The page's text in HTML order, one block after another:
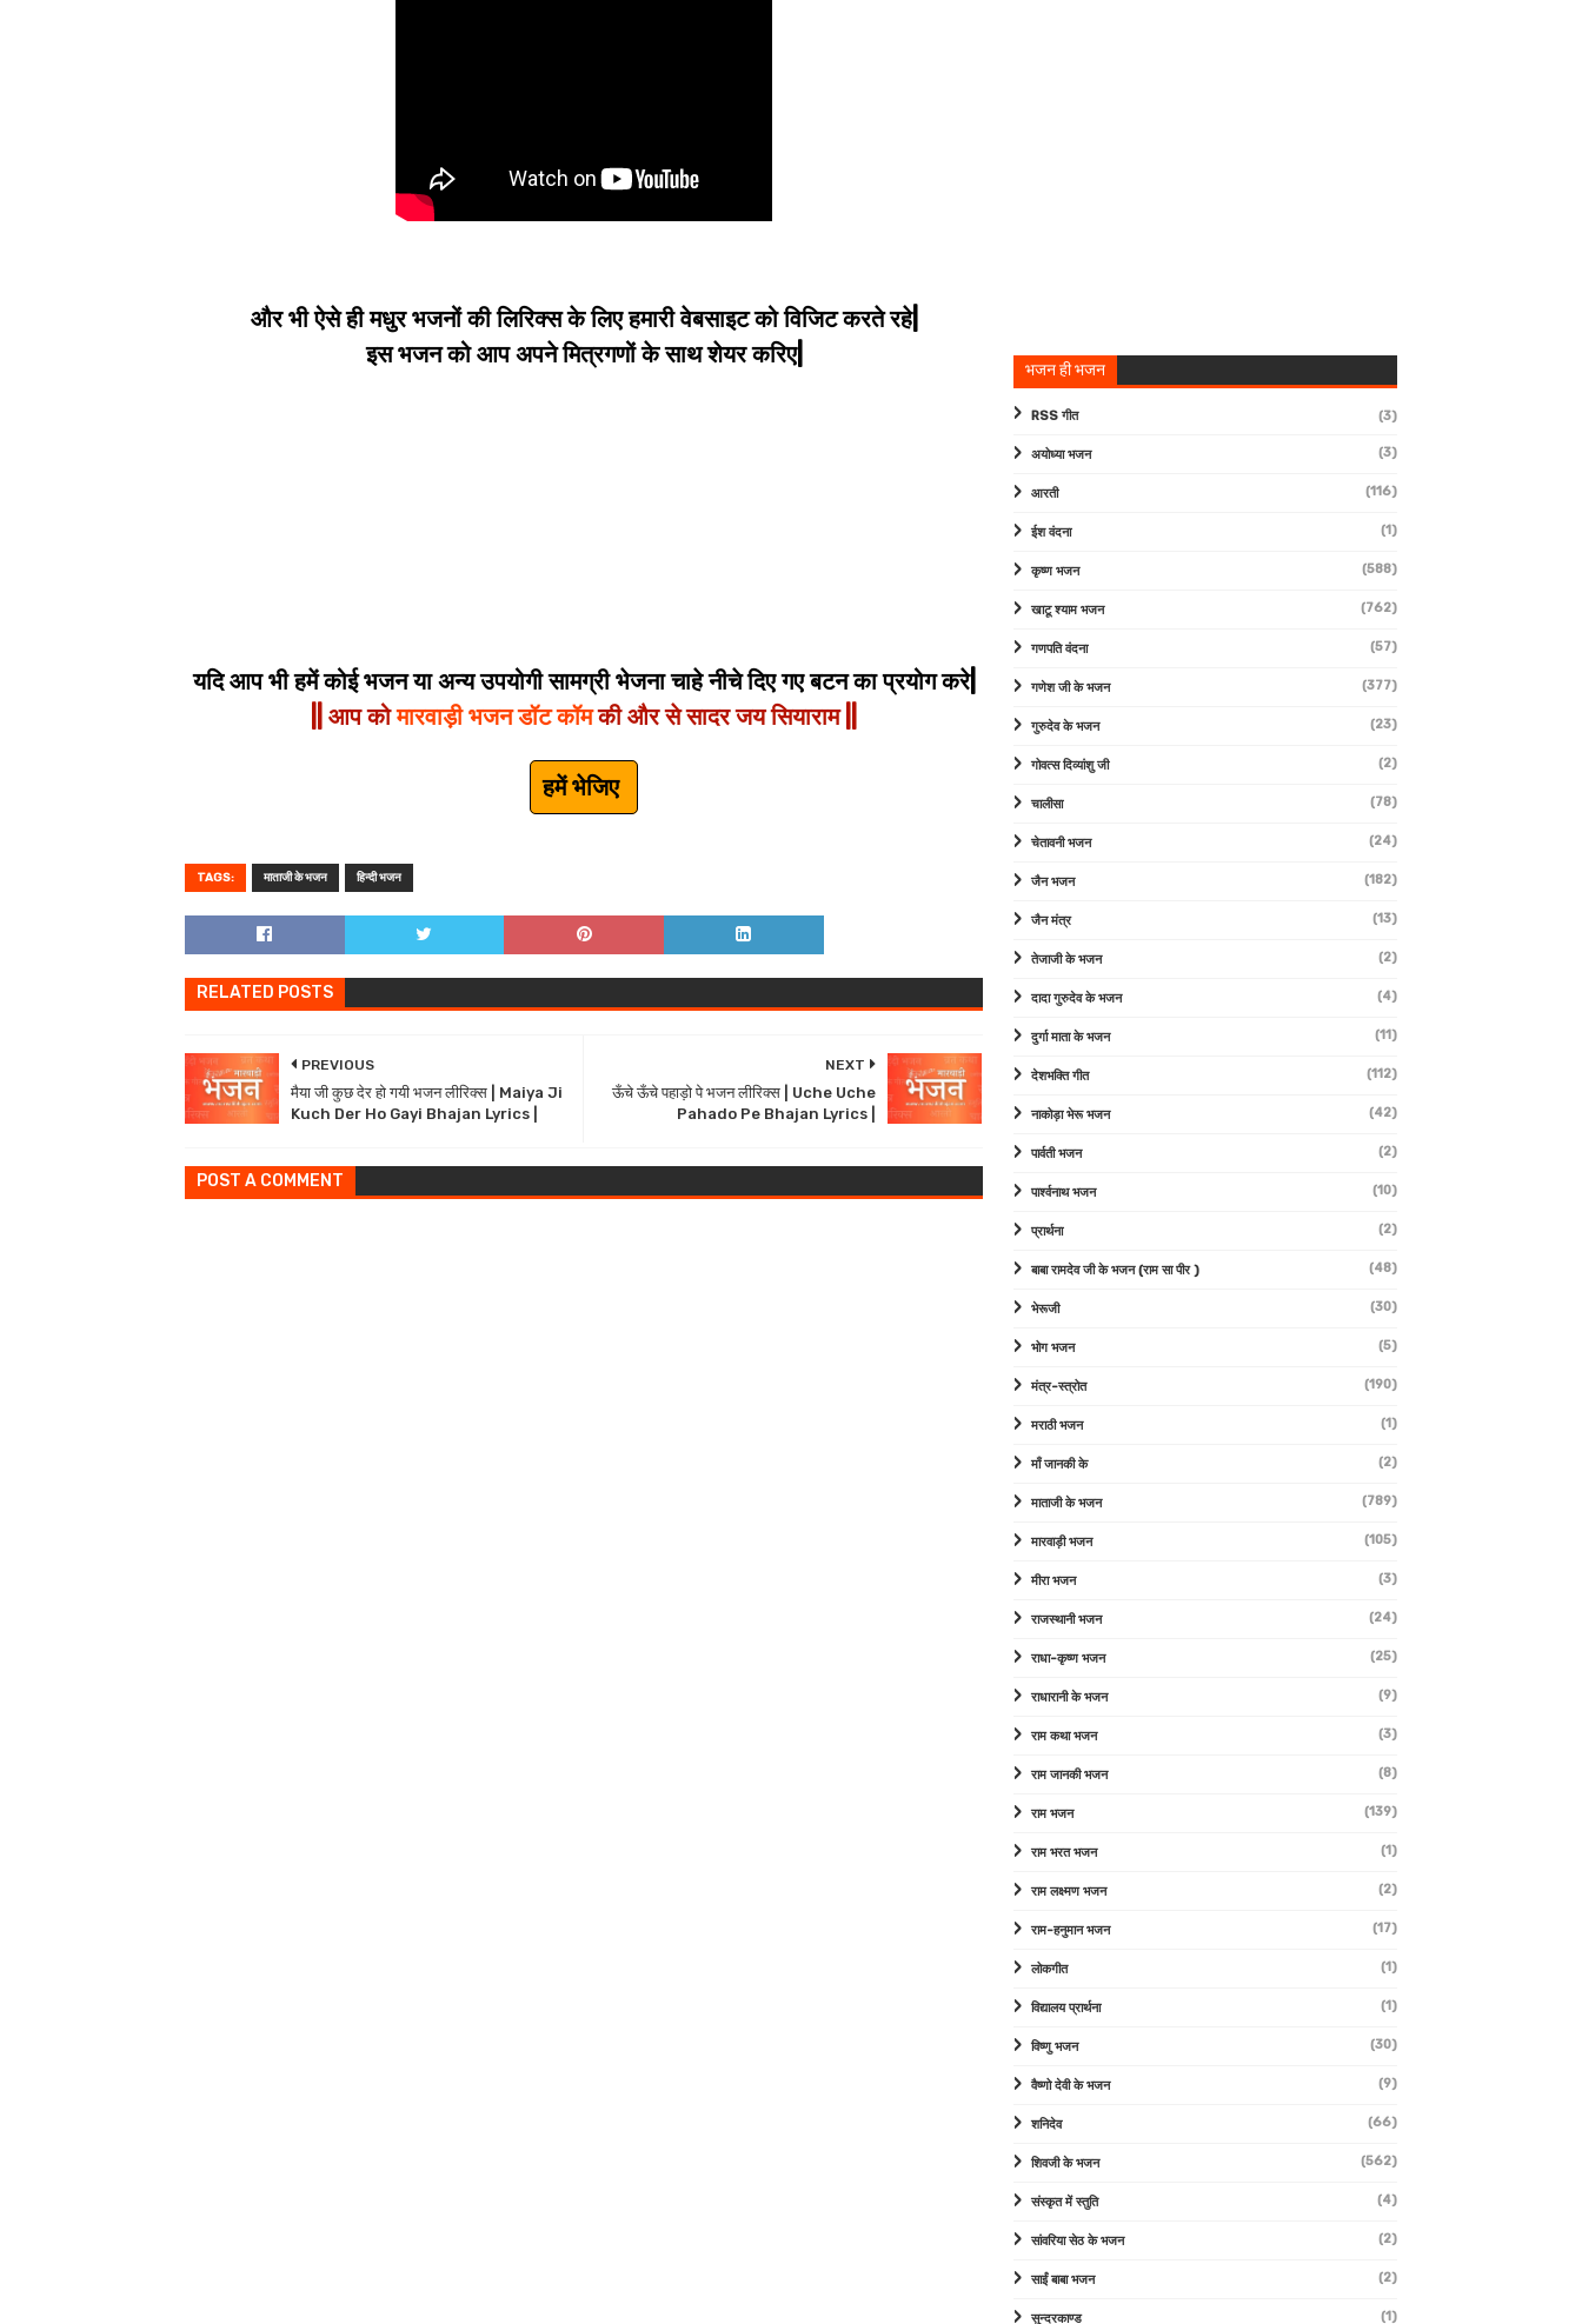
और भी ऐसे ही मधुर भजनों की लिरिक्स के लिए हमारी वेबसाइट को विजिट करते रहे|
इस भजन को आप अपने मित्रगणों के साथ शेयर करिए|
यदि आप भी हमें कोई भजन या अन्य उपयोगी सामग्री भेजना चाहे नीचे दिए गए बटन का प्रयोग करे|
|| आप कोमारवाड़ी भजन डॉट कॉमकी और से सादर जय सियाराम ||
हमें भेजिए
TAGS: माताजी के भजन हिन्दी भजन
RELATED POSTS
NEXT
ऊँचे ऊँचे पहाड़ो पे भजन लीरिक्स | Uche Uche
Pahado Pe Bhajan Lyrics |
PREVIOUS
मैया जी कुछ देर हो गयी भजन लीरिक्स | Maiya Ji
Kuch Der Ho Gayi Bhajan Lyrics |
POST A COMMENT
भजन ही भजन
RSS गीत (3)
अयोध्या भजन (3)
आरती (116)
ईश वंदना (1)
कृष्ण भजन (588)
खाटू श्याम भजन (762)
गणपति वंदना (57)
गणेश जी के भजन (377)
गुरुदेव के भजन (23)
गोवत्स दिव्यांशु जी (2)
चालीसा (78)
चेतावनी भजन (24)
जैन भजन (182)
जैन मंत्र (13)
तेजाजी के भजन (2)
दादा गुरुदेव के भजन (4)
दुर्गा माता के भजन (11)
देशभक्ति गीत (112)
नाकोड़ा भेरू भजन (42)
पार्वती भजन (2)
पार्श्वनाथ भजन (10)
प्रार्थना (2)
बाबा रामदेव जी के भजन (राम सा पीर ) (48)
भेरूजी (30)
भोग भजन (5)
मंत्र-स्त्रोत (190)
मराठी भजन (1)
माँ जानकी के (2)
माताजी के भजन (789)
मारवाड़ी भजन (105)
मीरा भजन (3)
राजस्थानी भजन (24)
राधा-कृष्ण भजन (25)
राधारानी के भजन (9)
राम कथा भजन (3)
राम जानकी भजन (8)
राम भजन (139)
राम भरत भजन (1)
राम लक्ष्मण भजन (2)
राम-हनुमान भजन (17)
लोकगीत (1)
विद्यालय प्रार्थना (1)
विष्णु भजन (30)
वैष्णो देवी के भजन (9)
शनिदेव (66)
शिवजी के भजन (562)
संस्कृत में स्तुति (4)
सांवरिया सेठ के भजन (2)
साईं बाबा भजन (2)
सुन्दरकाण्ड (1)